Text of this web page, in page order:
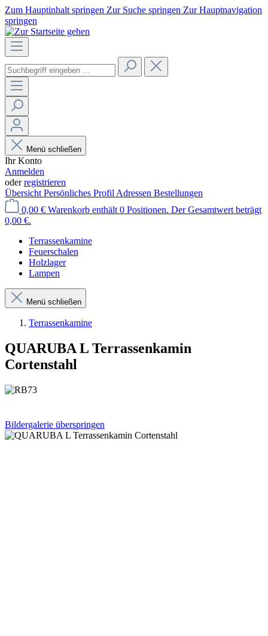
Zum Hauptinhalt springen Zur Suche springen Zur Hauptnavigation
springen
Menü schließen
Ihr Konto
Anmelden
oderregistrieren
Übersicht Persönliches Profil Adressen Bestellungen
0,00 € Warenkorb enthält 0 Positionen. Der Gesamtwert beträgt
0,00 €.
Terrassenkamine
Feuerschalen
Holzlager
Lampen
Menü schließen
Terrassenkamine
QUARUBA L Terrassenkamin
Cortenstahl
Bildergalerie überspringen